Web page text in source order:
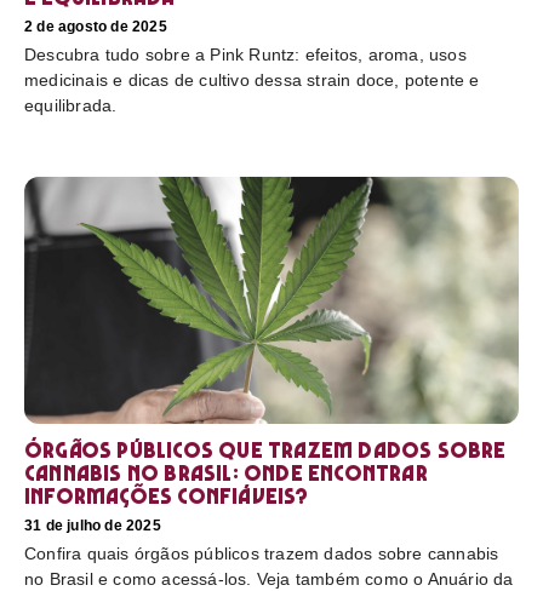
2 de agosto de 2025
Descubra tudo sobre a Pink Runtz: efeitos, aroma, usos
medicinais e dicas de cultivo dessa strain doce, potente e
equilibrada.
Órgãos públicos que trazem dados sobre
cannabis no Brasil: onde encontrar
informações confiáveis?
31 de julho de 2025
Confira quais órgãos públicos trazem dados sobre cannabis
no Brasil e como acessá-los. Veja também como o Anuário da